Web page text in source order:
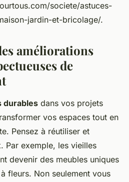
societe/astuces-
jardin-et-bricolage/.
améliorations
de
durables dans vos projets
vos espaces tout en
Pensez à réutiliser et
Par exemple, les vieilles
devenir des meubles uniques
fleurs. Non seulement vous